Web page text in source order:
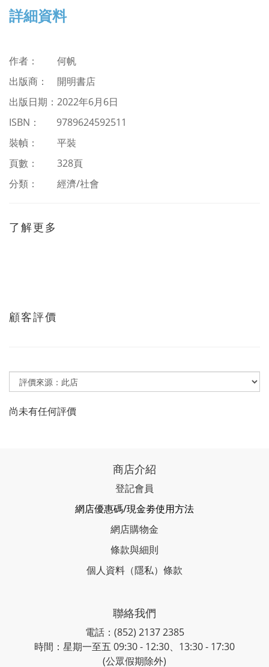
詳細資料
作者： 何帆
出版商： 開明書店
出版日期：2022年6月6日
ISBN ：
9789624592511
裝幀： 平裝
頁數： 328頁
分類：
經濟/社會
了解更多
顧客評價
尚未有任何評價
商店介紹
登記會員
網店優惠碼/現金劵使用方法
網店購物金
條款與細則
個人資料（隱私）條款
聯絡我們
電話：(852) 2137 2385
時間：星期一至五 09:30 - 12:30、13:30 - 17:30
(公眾假期除外)